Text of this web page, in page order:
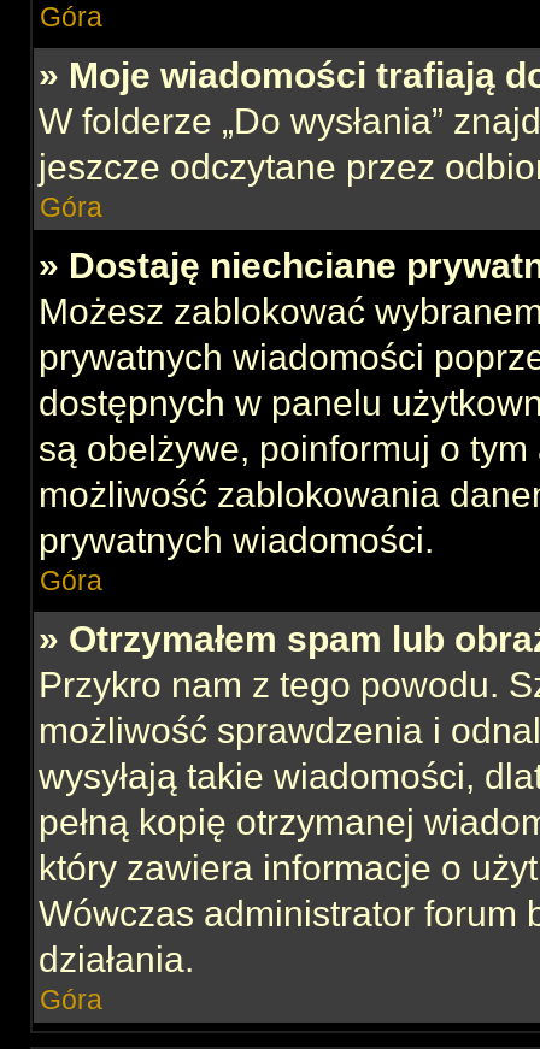
Góra
» Moje wiadomości trafiają
W folderze „Do wysłania”
jeszcze odczytane przez
Góra
» Dostaję niechciane
Możesz zablokować
prywatnych wiadomości
dostępnych w panelu
są obelżywe, poinformuj o
możliwość zablokowania
prywatnych wiadomości.
Góra
» Otrzymałem spam lub
Przykro nam z tego powodu.
możliwość sprawdzenia i
wysyłają takie wiadomości,
pełną kopię otrzymanej
który zawiera informacje o
Wówczas administrator forum
działania.
Góra